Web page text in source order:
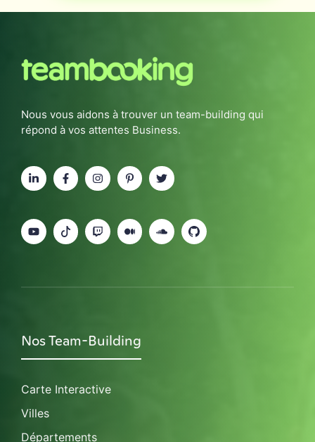
Nous vous aidons à trouver un team-building qui
répond à vos attentes Business.
Nos Team-Building
Carte Interactive
Villes
Départements